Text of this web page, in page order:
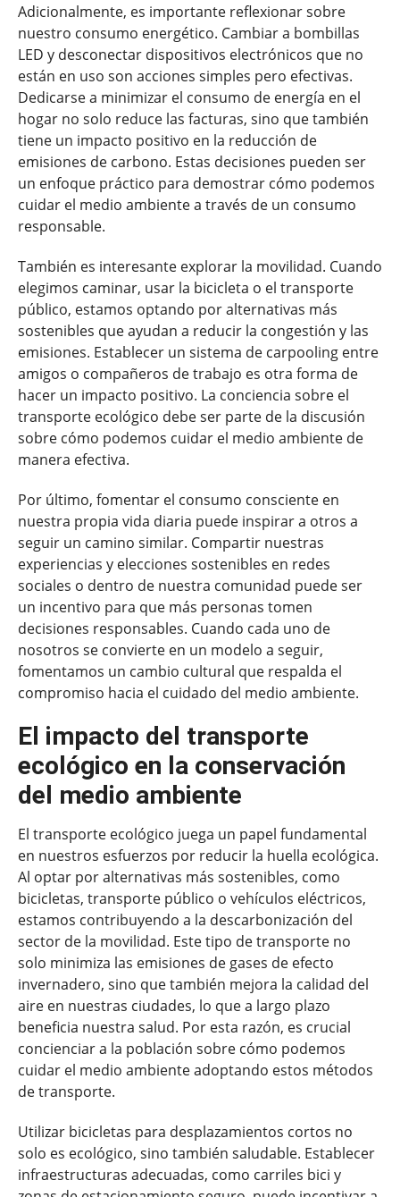
Adicionalmente, es importante reflexionar sobre
nuestro consumo energético. Cambiar a bombillas
LED y desconectar dispositivos electrónicos que no
están en uso son acciones simples pero efectivas.
Dedicarse a minimizar el consumo de energía en el
hogar no solo reduce las facturas, sino que también
tiene un impacto positivo en la reducción de
emisiones de carbono. Estas decisiones pueden ser
un enfoque práctico para demostrar cómo podemos
cuidar el medio ambiente a través de un consumo
responsable.
También es interesante explorar la movilidad. Cuando
elegimos caminar, usar la bicicleta o el transporte
público, estamos optando por alternativas más
sostenibles que ayudan a reducir la congestión y las
emisiones. Establecer un sistema de carpooling entre
amigos o compañeros de trabajo es otra forma de
hacer un impacto positivo. La conciencia sobre el
transporte ecológico debe ser parte de la discusión
sobre cómo podemos cuidar el medio ambiente de
manera efectiva.
Por último, fomentar el consumo consciente en
nuestra propia vida diaria puede inspirar a otros a
seguir un camino similar. Compartir nuestras
experiencias y elecciones sostenibles en redes
sociales o dentro de nuestra comunidad puede ser
un incentivo para que más personas tomen
decisiones responsables. Cuando cada uno de
nosotros se convierte en un modelo a seguir,
fomentamos un cambio cultural que respalda el
compromiso hacia el cuidado del medio ambiente.
El impacto del transporte
ecológico en la conservación
del medio ambiente
El transporte ecológico juega un papel fundamental
en nuestros esfuerzos por reducir la huella ecológica.
Al optar por alternativas más sostenibles, como
bicicletas, transporte público o vehículos eléctricos,
estamos contribuyendo a la descarbonización del
sector de la movilidad. Este tipo de transporte no
solo minimiza las emisiones de gases de efecto
invernadero, sino que también mejora la calidad del
aire en nuestras ciudades, lo que a largo plazo
beneficia nuestra salud. Por esta razón, es crucial
concienciar a la población sobre cómo podemos
cuidar el medio ambiente adoptando estos métodos
de transporte.
Utilizar bicicletas para desplazamientos cortos no
solo es ecológico, sino también saludable. Establecer
infraestructuras adecuadas, como carriles bici y